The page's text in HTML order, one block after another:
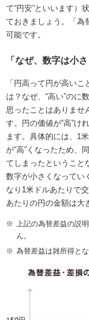
て“円安”といいます）
ておきましょう。「為
可能です。
「なぜ、数字は小
「円高って円が高い
は？なぜ、“高い”のに
思ったことはありませ
す。円の価値が“高”け
ます。具体的には、1
が“高”くなったため、
てしまったということ
数字が小さくなってい
なり1米ドルあたりで
あたりの円の金額は大
※ 上記の為替差益の説
ん。
※ 為替差益は雑所得と